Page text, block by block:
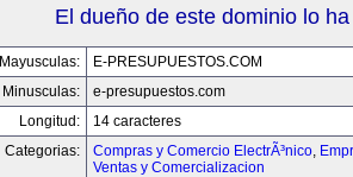
El dueño de este dominio lo
Mayusculas:
E-PRESUPUESTOS.COM
Minusculas:
e-presupuestos.com
Longitud:
14 caracteres
Categorias:
Compras y Comercio ElectrÃ³nico,
Ventas y Comercializacion